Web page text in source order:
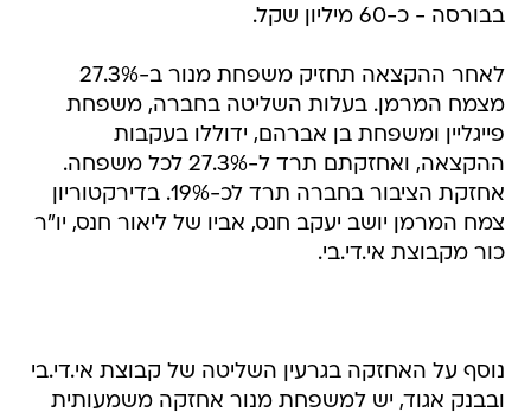
בבורסה - כ-60 מיליון שקל.
לאחר ההקצאה תחזיק משפחת מנור ב-27.3%
מצמח המרמן. בעלות השליטה בחברה, משפחת
פייגליין ומשפחת בן אברהם, ידוללו בעקבות
ההקצאה, ואחזקתם תרד ל-27.3% לכל משפחה.
אחזקת הציבור בחברה תרד לכ-19%. בדירקטוריון
צמח המרמן יושב יעקב חנס, אביו של ליאור חנס, יו"ר
כור מקבוצת אי.די.בי.
נוסף על האחזקה בגרעין השליטה של קבוצת אי.די.בי
ובבנק אגוד, יש למשפחת מנור אחזקה משמעותית